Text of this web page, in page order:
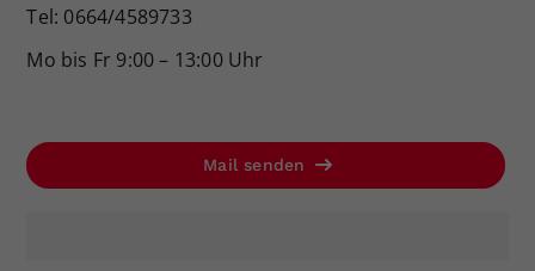
Tel: 0664/4589733
Mo bis Fr 9:00 – 13:00 Uhr
Mail senden